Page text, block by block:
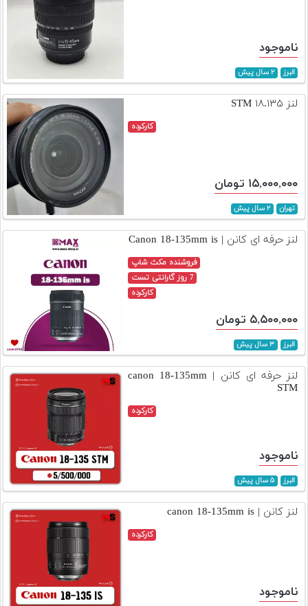
ناموجود
البرز ۲ سال پیش
لنز ۱۸.۱۳۵ STM
کارکرده
۱۵,۰۰۰,۰۰۰ تومان
تهران ۲ سال پیش
لنز حرفه ای کانن | Canon 18-135mm is
فروشنده مکث شاپ
7 روز گارانتی تست
کارکرده
۵,۵۰۰,۰۰۰ تومان
البرز ۳ سال پیش
لنز حرفه ای کانن | canon 18-135mm
STM
کارکرده
ناموجود
البرز ۵ سال پیش
لنز کانن | canon 18-135mm is
کارکرده
ناموجود